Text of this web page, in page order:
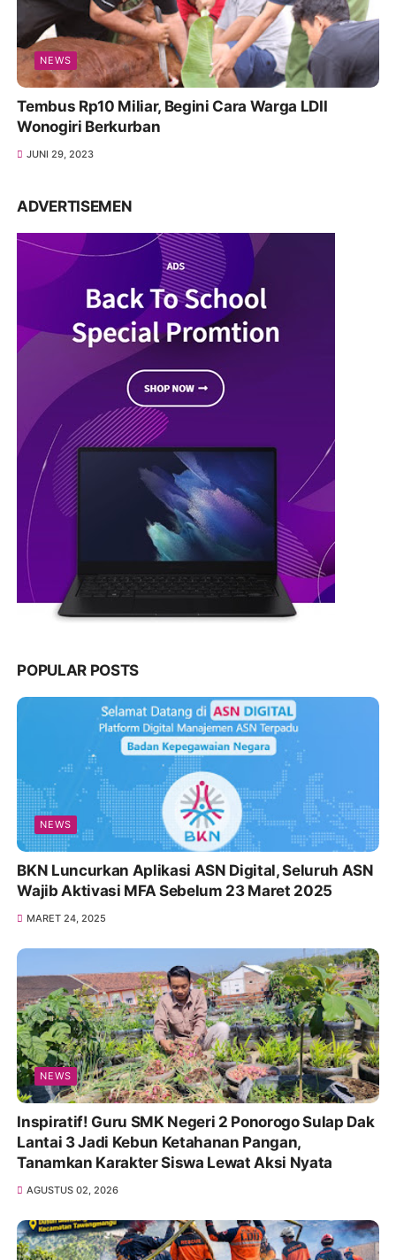
NEWS
Tembus Rp10 Miliar, Begini Cara Warga LDII
Wonogiri Berkurban
JUNI 29, 2023
ADVERTISEMEN
POPULAR POSTS
NEWS
BKN Luncurkan Aplikasi ASN Digital, Seluruh ASN
Wajib Aktivasi MFA Sebelum 23 Maret 2025
MARET 24, 2025
NEWS
Inspiratif! Guru SMK Negeri 2 Ponorogo Sulap Dak
Lantai 3 Jadi Kebun Ketahanan Pangan,
Tanamkan Karakter Siswa Lewat Aksi Nyata
AGUSTUS 02, 2026